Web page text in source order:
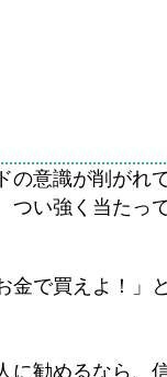
の意識が削がれ
つい強く当たっ
金で買えよ！」
に勧めるなら、